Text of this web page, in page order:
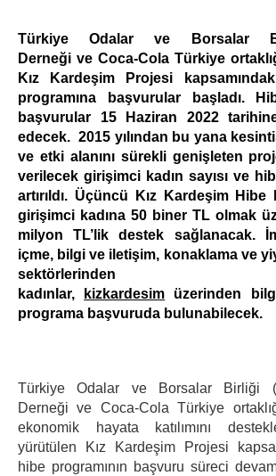
Türkiye Odalar ve Borsalar
Derneği ve Coca-Cola Türkiye
Kız Kardeşim Projesi
programına başvurular başladı.
başvurular 15 Haziran 2022
edecek. 2015 yılından bu yana
ve etki alanını sürekli genişleten
verilecek girişimci kadın sayısı ve
artırıldı. Üçüncü Kız Kardeşim Hibe
girişimci kadına 50 biner TL olmak
milyon TL’lik destek sağlanacak.
içme, bilgi ve iletişim, konaklama ve
sektörlerinden
kadınlar,
kizkardesim üzerinden
programa başvuruda bulunabilecek.
Türkiye Odalar ve Borsalar Birliği
Derneği ve Coca-Cola Türkiye
ekonomik hayata katılımını
yürütülen Kız Kardeşim Projesi
hibe programının başvuru süreci